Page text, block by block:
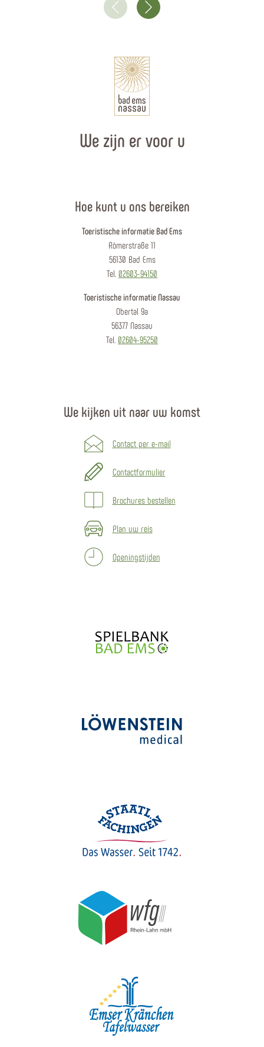
We zijn er voor u
Hoe kunt u ons bereiken
Toeristische informatie Bad Ems
Römerstraße 11
56130 Bad Ems
Tel. 02603-94150
Toeristische informatie Nassau
Obertal 9a
56377 Nassau
Tel. 02604-95250
We kijken uit naar uw komst
Contact per e-mail
Contactformulier
Brochures bestellen
Plan uw reis
Openingstijden